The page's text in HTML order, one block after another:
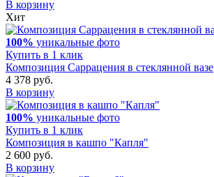
В корзину
Хит
100% уникальные фото
Купить в 1 клик
Композиция Саррацения в стеклянной вазе
4 378 руб.
В корзину
100% уникальные фото
Купить в 1 клик
Композиция в кашпо "Капля"
2 600 руб.
В корзину